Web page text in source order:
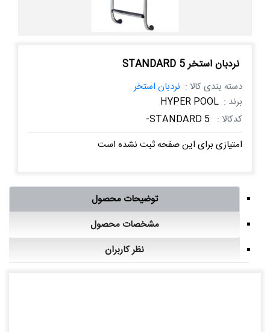
نردبان استخر STANDARD 5
دسته بندی کالا : نردبان استخر
برند : HYPER POOL
کدکالا : STANDARD 5-
امتیازی برای این صفحه ثبت نشده است
توضیحات محصول
مشخصات محصول
نظر کاربران